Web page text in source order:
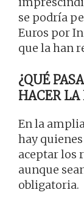
se podría
Euros por
que la han
¿QUÉ
HACER LA
En la
hay
aceptar los
aunque
obligatoria.